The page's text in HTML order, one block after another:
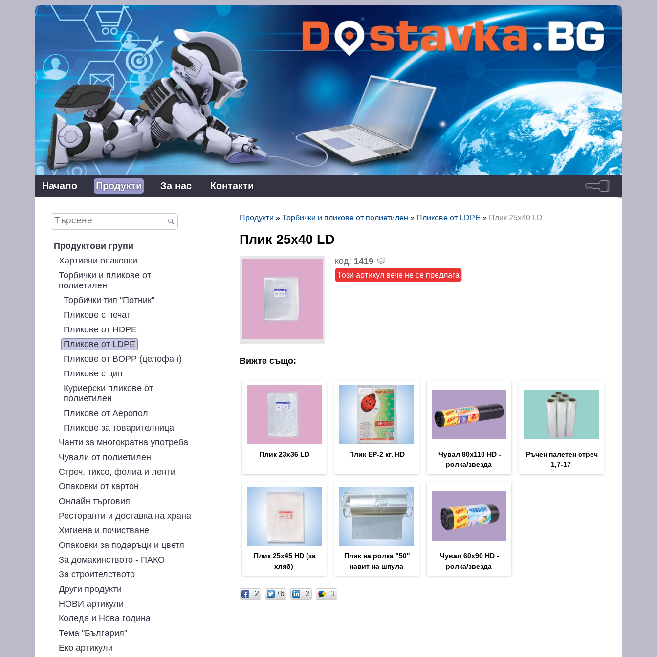
Начало Продукти За нас Контакти
Продуктови групи
Хартиени опаковки
Торбички и пликове от
полиетилен
Торбички тип "Потник"
Пликове с печат
Пликове от HDPE
Пликове от LDPE
Пликове от BOPP (целофан)
Пликове с цип
Куриерски пликове от
полиетилен
Пликове от Аеропол
Пликове за товарителница
Чанти за многократна употреба
Чували от полиетилен
Стреч, тиксо, фолиа и ленти
Опаковки от картон
Онлайн търговия
Ресторанти и доставка на храна
Хигиена и почистване
Опаковки за подаръци и цветя
За домакинството - ПАКО
За строителството
Други продукти
НОВИ артикули
Коледа и Нова година
Тема "България"
Еко артикули
Продукти »Торбички и пликове от полиетилен » Пликове от LDPE » Плик 25х40 LD
Плик 25х40 LD
код: 1419
Този артикул вече не се предлага
Вижте също:
Плик 23х36 LD Плик EP-2 кг. HD
Чувал 80х110 HD -
ролка/звезда
Ръчен палетен стреч
1,7-17
Плик 25х45 HD (за
хляб)
Плик на ролка "50"
навит на шпула
Чувал 60х90 HD -
ролка/звезда
+2 +6 +2 +1